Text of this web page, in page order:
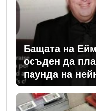
Бащата на
осъден да
паунда на